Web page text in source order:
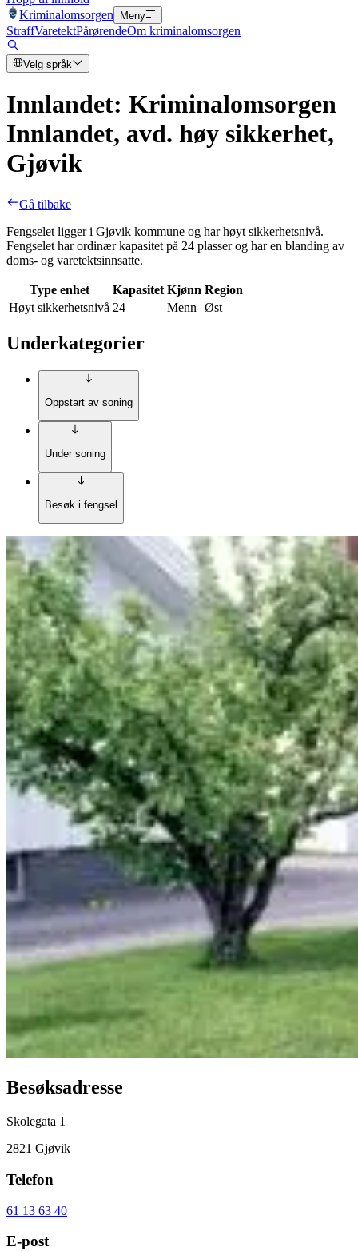
Kriminalomsorgen
Meny
StraffVaretektPårørendeOm kriminalomsorgen
Velg språk
Innlandet: Kriminalomsorgen
Innlandet, avd. høy sikkerhet,
Gjøvik
Gå tilbake
Fengselet ligger i Gjøvik kommune og har høyt sikkerhetsnivå.
Fengselet har ordinær kapasitet på 24 plasser og har en blanding av
doms- og varetektsinnsatte.
Type enhet Kapasitet Kjønn Region
Høyt sikkerhetsnivå 24 Menn Øst
Underkategorier
Oppstart av soning
Under soning
Besøk i fengsel
Besøksadresse
Skolegata 1
2821 Gjøvik
Telefon
61 13 63 40
E-post